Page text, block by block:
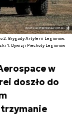
2. Brygady Artylerii Legionów.
1. Dywizji Piechoty Legionów
w
doszło do